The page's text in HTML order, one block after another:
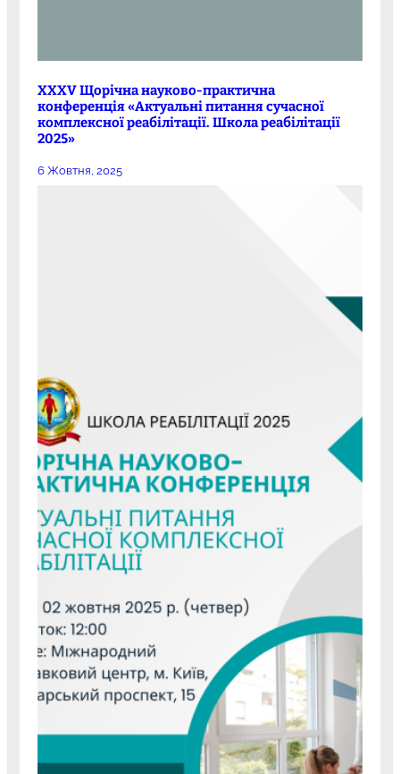
XXXV Щорічна науково-практична
конференція «Актуальні питання сучасної
комплексної реабілітації. Школа реабілітації
2025»
6 Жовтня, 2025